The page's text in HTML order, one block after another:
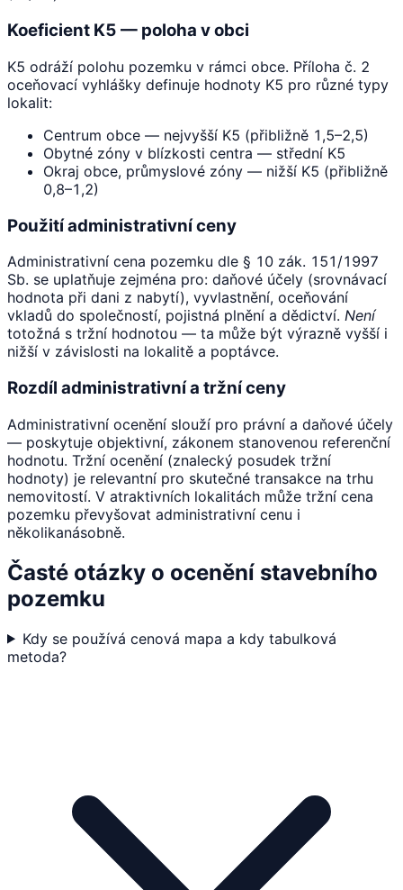
Koeficient K5 — poloha v obci
K5 odráží polohu pozemku v rámci obce. Příloha č. 2
oceňovací vyhlášky definuje hodnoty K5 pro různé typy
lokalit:
Centrum obce — nejvyšší K5 (přibližně 1,5–2,5)
Obytné zóny v blízkosti centra — střední K5
Okraj obce, průmyslové zóny — nižší K5 (přibližně
0,8–1,2)
Použití administrativní ceny
Administrativní cena pozemku dle § 10 zák. 151/1997
Sb. se uplatňuje zejména pro: daňové účely (srovnávací
hodnota při dani z nabytí), vyvlastnění, oceňování
vkladů do společností, pojistná plnění a dědictví. Není
totožná s tržní hodnotou — ta může být výrazně vyšší i
nižší v závislosti na lokalitě a poptávce.
Rozdíl administrativní a tržní ceny
Administrativní ocenění slouží pro právní a daňové účely
— poskytuje objektivní, zákonem stanovenou referenční
hodnotu. Tržní ocenění (znalecký posudek tržní
hodnoty) je relevantní pro skutečné transakce na trhu
nemovitostí. V atraktivních lokalitách může tržní cena
pozemku převyšovat administrativní cenu i
několikanásobně.
Časté otázky o ocenění stavebního
pozemku
Kdy se používá cenová mapa a kdy tabulková
metoda?